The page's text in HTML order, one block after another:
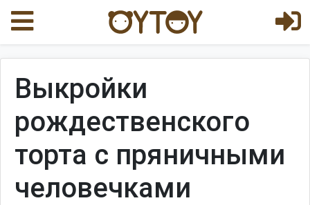
Выкройки
рождественского
торта с пряничными
человечками